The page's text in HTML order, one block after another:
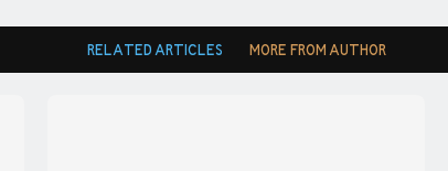
RELATED ARTICLES MORE FROM AUTHOR